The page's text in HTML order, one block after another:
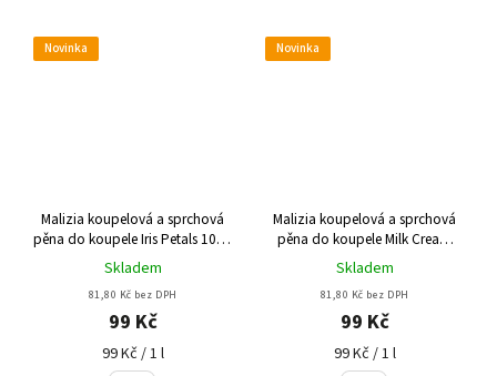
Novinka
Malizia koupelová a sprchová
pěna do koupele Iris Petals 1000
ml
Skladem
81,80 Kč bez DPH
99 Kč
99 Kč / 1 l
Novinka
Malizia koupelová a sprchová
pěna do koupele Milk Cream
1000 ml
Skladem
81,80 Kč bez DPH
99 Kč
99 Kč / 1 l